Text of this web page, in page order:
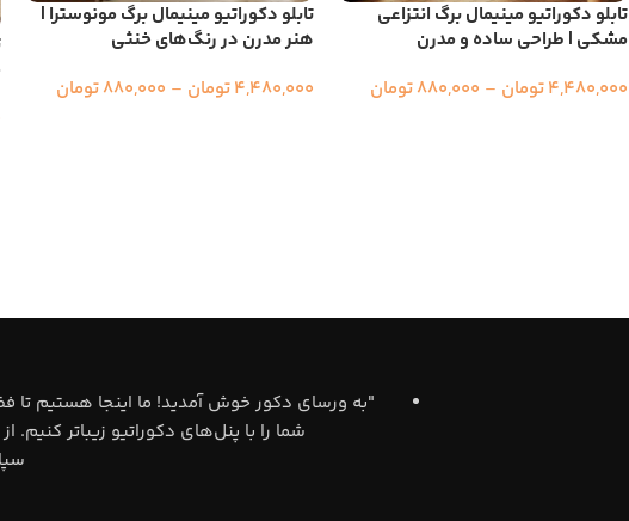
تابلو دکوراتیو مینیمال برگ انتزاعی
مشکی | طراحی ساده و مدرن
4,480,000تومان –
880,000تومان
تابلو دکوراتیو مینیمال برگ مونوسترا |
هنر مدرن در رنگ‌های خنثی
4,480,000تومان –
880,000تومان
"به ورسای دکور خوش آمدید! ما اینجا هستیم تا
شما را با پنل‌های دکوراتیو زیباتر کنیم.